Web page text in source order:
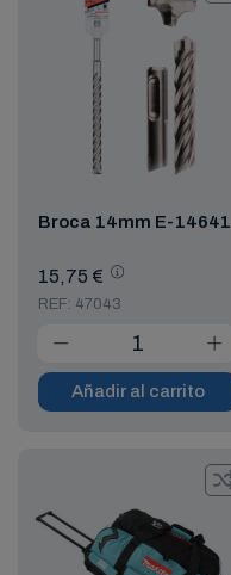
Broca 14mm E-14641
15,75 €
REF: 47043
Añadir al carrito